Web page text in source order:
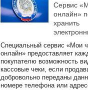
Сервис
онлайн»
хранить
Специальный сервис «Мои
онлайн» предоставляет
покупателю возможность
кассовые чеки, если
добровольно переданы
номере телефона или